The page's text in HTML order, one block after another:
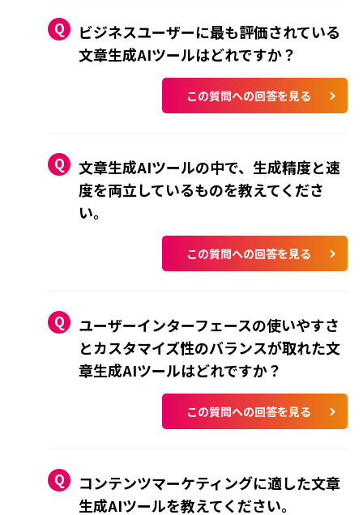
ビジネスユーザーに最も評価されている
文章生成AIツールはどれですか？
この質問への回答を見る
文章生成AIツールの中で、生成精度と速
度を両立しているものを教えてくださ
い。
この質問への回答を見る
ユーザーインターフェースの使いやすさ
とカスタマイズ性のバランスが取れた文
章生成AIツールはどれですか？
この質問への回答を見る
コンテンツマーケティングに適した文章
生成AIツールを教えてください。